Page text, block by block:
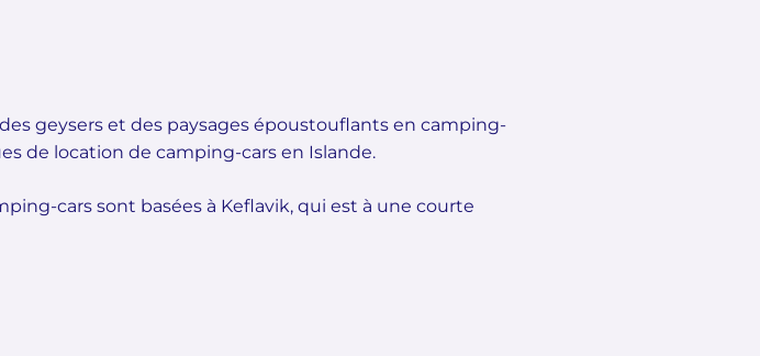
geysers et des paysages époustouflants en camping-
de location de camping-cars en Islande.
cars sont basées à Keflavik, qui est à une courte